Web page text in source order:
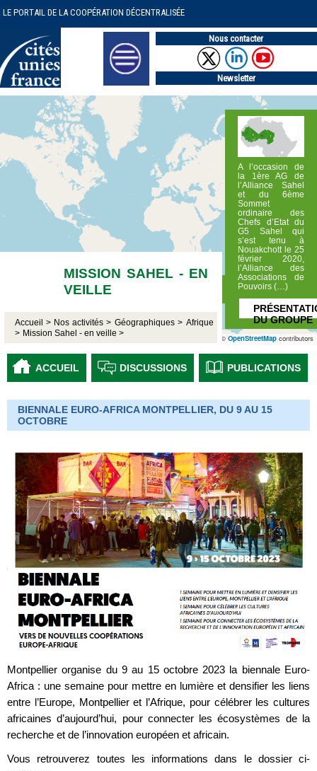
LE PORTAIL DE LA COOPÉRATION DÉCENTRALISÉE
Nous contacter
Newsletter
MISSION SAHEL - EN
VEILLE
Accueil > Nos activités > Géographiques > Afrique
> Mission Sahel - en veille >
A l’occasion de
la 1ère AG de
l’Alliance Sahel
et du 6ème
Sommet
ordinaire des
Chefs d’Etat du
G5 Sahel qui
s’est tenu à
Nouakchott le 25
février 2020,
l’Alliance des
Associations de
Pouvoirs (…)
DU GROUPE
© OpenStreetMap contributors
ACCUEIL DISCUSSIONS PUBLICATIONS
BIENNALE EURO-AFRICA MONTPELLIER, DU 9 AU 15
OCTOBRE
Montpellier organise du 9 au 15 octobre 2023 la biennale Euro-
Africa : une semaine pour mettre en lumière et densifier les liens
entre l’Europe, Montpellier et l’Afrique, pour célébrer les cultures
africaines d’aujourd’hui, pour connecter les écosystèmes de la
recherche et de l’innovation européen et africain.
Vous retrouverez toutes les informations dans le dossier ci-